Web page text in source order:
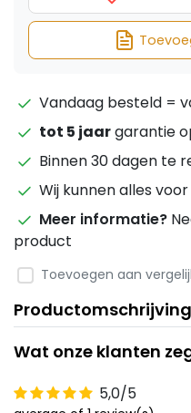
Vandaag besteld =
tot 5 jaargarantie
Binnen 30 dagen te
Wij kunnen alles
Meer informatie?
product
Toevoegen aan
Productomschrijving
Wat onze klanten
5,0/5